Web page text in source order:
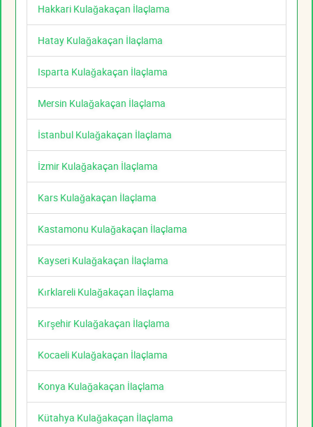
Hakkari Kulağakaçan İlaçlama
Hatay Kulağakaçan İlaçlama
Isparta Kulağakaçan İlaçlama
Mersin Kulağakaçan İlaçlama
İstanbul Kulağakaçan İlaçlama
İzmir Kulağakaçan İlaçlama
Kars Kulağakaçan İlaçlama
Kastamonu Kulağakaçan İlaçlama
Kayseri Kulağakaçan İlaçlama
Kırklareli Kulağakaçan İlaçlama
Kırşehir Kulağakaçan İlaçlama
Kocaeli Kulağakaçan İlaçlama
Konya Kulağakaçan İlaçlama
Kütahya Kulağakaçan İlaçlama